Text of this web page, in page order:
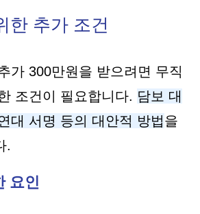
한 추가 조건
가 300만원을 받으려면 무직
조건이 필요합니다. 담보 대
대 서명 등의 대안적 방법을
.
요인